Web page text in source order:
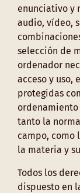
enunciativo y
audio, vídeo,
selección de
ordenador
acceso y uso,
protegidas
tanto la
campo, como
la materia y
Todos los
dispuesto en